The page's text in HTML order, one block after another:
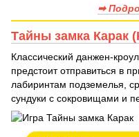
➡
Тайны замка Карак
Классический данжен-
предстоит отправиться в
лабиринтам подземелья,
сундуки с сокровищами и